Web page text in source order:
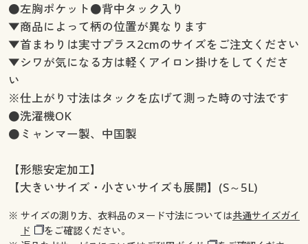
●左胸ポケット●背中タック入り
▼商品によって柄の位置が異なります
▼首まわりは実寸プラス2cmのサイズをご注文ください
▼シワが気になる方は軽くアイロン掛けをしてくださ
い
※仕上がり寸法はタックを広げて測った時の寸法です
●洗濯機OK
●ミャンマー製、中国製
【形態安定加工】
【大きいサイズ・小さいサイズも展開】(S～5L)
※ サイズの測り方、衣料品のヌード寸法については共通サイズガイ
ド
をご確認ください。